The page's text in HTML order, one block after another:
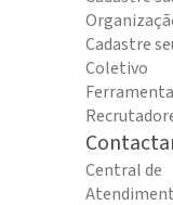
Cadastre
Coletivo
Central de